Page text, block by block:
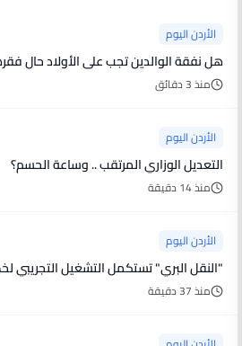
الأردن اليوم
هل نفقة الوالدين تجب على الأولاد حال فقرهما؟ .. الإفتاء
منذ 3 دقائق
الأردن اليوم
التعديل الوزاري المرتقب .. وساعة الحسم؟
منذ 14 دقيقة
الأردن اليوم
"النقل البري" تستكمل التشغيل التجريبي
منذ 37 دقيقة